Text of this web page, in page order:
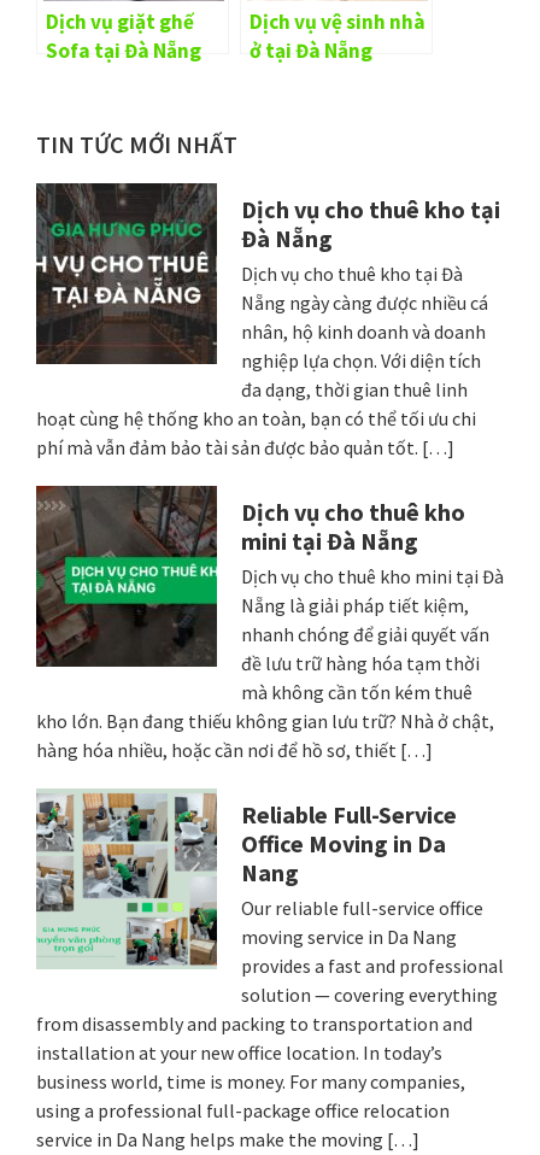
Dịch vụ giặt ghế
Sofa tại Đà Nẵng
Dịch vụ vệ sinh nhà
ở tại Đà Nẵng
Sidebar
chính
TIN TỨC MỚI NHẤT
Dịch vụ cho thuê kho tại
Đà Nẵng
Dịch vụ cho thuê kho tại Đà
Nẵng ngày càng được nhiều cá
nhân, hộ kinh doanh và doanh
nghiệp lựa chọn. Với diện tích
đa dạng, thời gian thuê linh
hoạt cùng hệ thống kho an toàn, bạn có thể tối ưu chi
phí mà vẫn đảm bảo tài sản được bảo quản tốt. […]
Dịch vụ cho thuê kho
mini tại Đà Nẵng
Dịch vụ cho thuê kho mini tại Đà
Nẵng là giải pháp tiết kiệm,
nhanh chóng để giải quyết vấn
đề lưu trữ hàng hóa tạm thời
mà không cần tốn kém thuê
kho lớn. Bạn đang thiếu không gian lưu trữ? Nhà ở chật,
hàng hóa nhiều, hoặc cần nơi để hồ sơ, thiết […]
Reliable Full-Service
Office Moving in Da
Nang
Our reliable full-service office
moving service in Da Nang
provides a fast and professional
solution — covering everything
from disassembly and packing to transportation and
installation at your new office location. In today’s
business world, time is money. For many companies,
using a professional full-package office relocation
service in Da Nang helps make the moving […]